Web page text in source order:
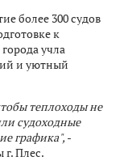
более 300 судов
к
учла
и уютный
теплоходы не
судоходные
графика", -
г. Плес.